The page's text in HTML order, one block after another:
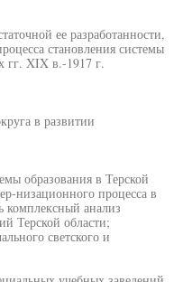
ее разработанности,
становления системы
гг. XIX в.-1917 г.
в развитии
образования в Терской
низационного процесса в
комплексный анализ
Терской области;
светского и